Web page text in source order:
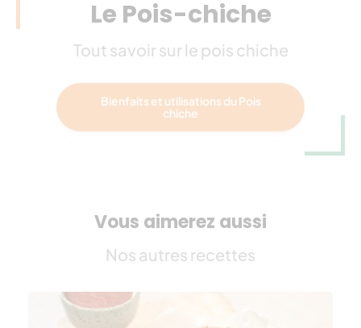
Le Pois-chiche
Tout savoir sur le pois chiche
Bienfaits et utilisations du Pois
chiche
Vous aimerez aussi
Nos autres recettes